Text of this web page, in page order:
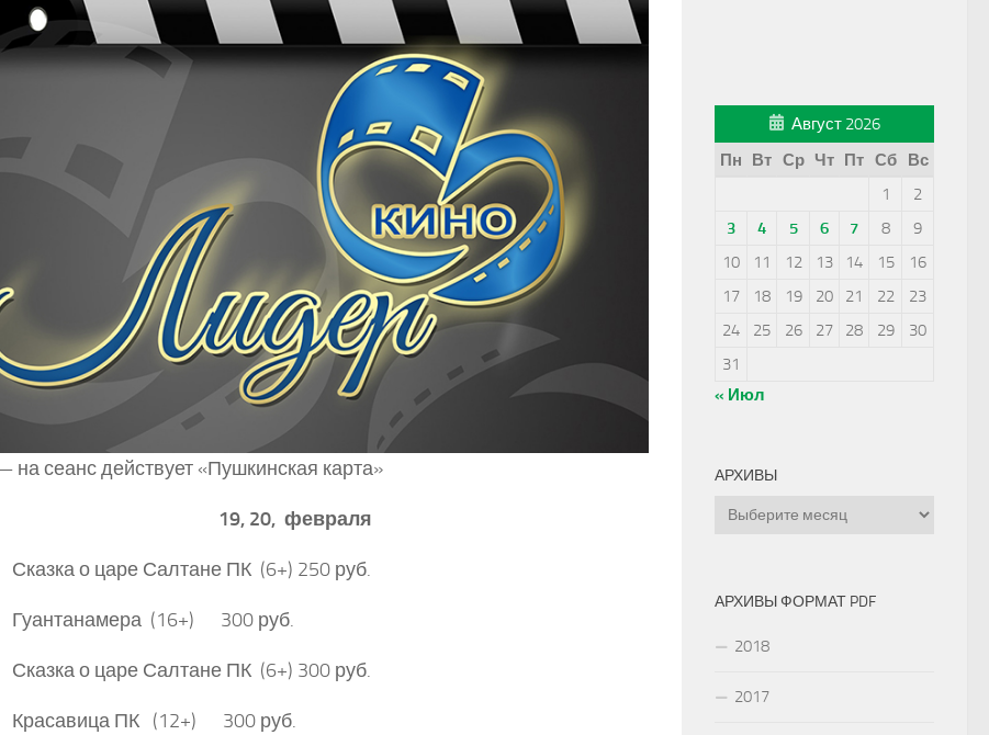
на сеанс действует «Пушкинская карта»
19, 20, февраля
о царе Салтане ПК (6+) 250 руб.
(16+) 300 руб.
о царе Салтане ПК (6+) 300 руб.
ПК (12+) 300 руб.
Август 2026
Пн
Вт Ср Чт Пт Сб
Вс
1
2
3
4 5 6 7 8
9
10
11 12 13 14 15
16
17
18 19 20 21 22
23
24
25 26 27 28 29
30
31
« Июл
АРХИВЫ
Архивы
АРХИВЫ ФОРМАТ PDF
2018
2017